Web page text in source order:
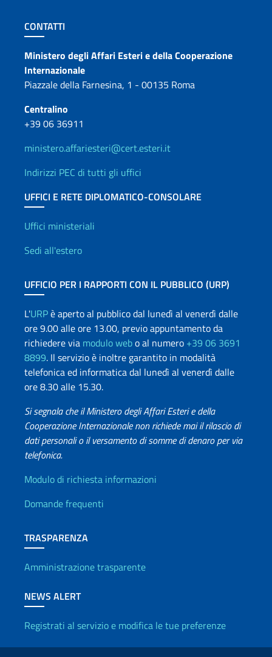
Sezione footer
CONTATTI
Contatti
Ministero degli Affari Esteri e della Cooperazione
Internazionale
Piazzale della Farnesina, 1 - 00135 Roma
Centralino
+39 06 36911
ministero.affariesteri@cert.esteri.it
Indirizzi PEC di tutti gli uffici
UFFICI E RETE DIPLOMATICO-CONSOLARE
Uffici e Rete diplomatica
Uffici ministeriali
Sedi all'estero
UFFICIO PER I RAPPORTI CON IL PUBBLICO (URP)
L'URPè aperto al pubblico dal lunedì al venerdì dalle
ore 9.00 alle ore 13.00, previo appuntamento da
richiedere via modulo webo al numero +39 06 3691
8899. Il servizio è inoltre garantito in modalità
telefonica ed informatica dal lunedì al venerdì dalle
ore 8.30 alle 15.30.
Si segnala che il Ministero degli Affari Esteri e della
Cooperazione Internazionale non richiede mai il rilascio di
dati personali o il versamento di somme di denaro per via
telefonica.
Info utili
Modulo di richiesta informazioni
Domande frequenti
TRASPARENZA
Amministrazione trasparente
NEWS ALERT
Registrati al servizio e modifica le tue preferenze